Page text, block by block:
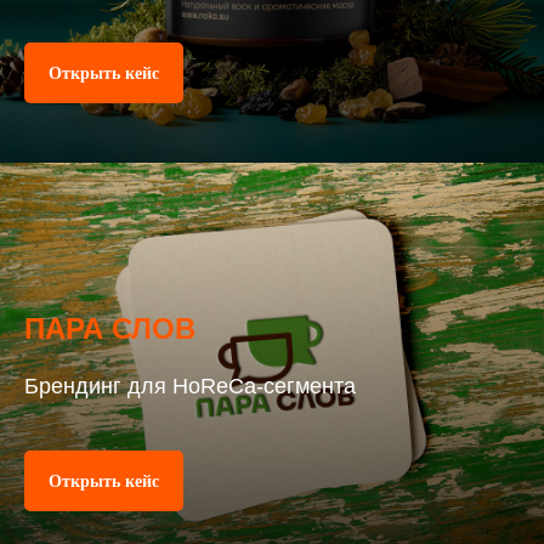
Открыть кейс
ПАРА СЛОВ
Брендинг для HoReCa‑сегмента
Открыть кейс
Больше работ
Россия,
Санкт-Петербург